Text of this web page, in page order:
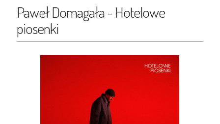
Paweł Domagała - Hotelowe
piosenki